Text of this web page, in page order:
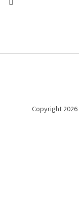
Copyright 2026